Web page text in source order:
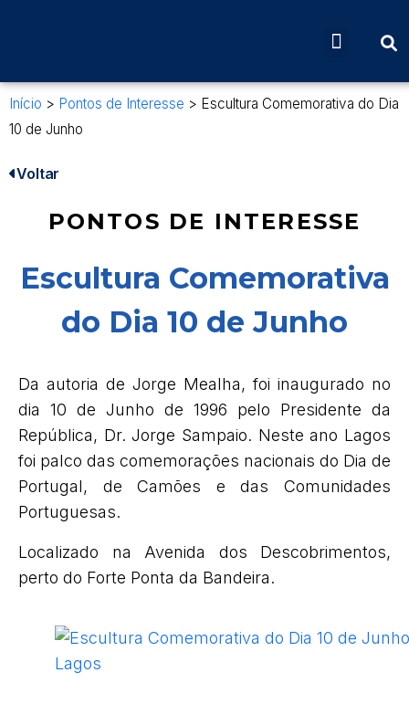
Início > Pontos de Interesse > Escultura Comemorativa do Dia
10 de Junho
Voltar
PONTOS DE INTERESSE
Escultura Comemorativa
do Dia 10 de Junho
Da autoria de Jorge Mealha, foi inaugurado no
dia 10 de Junho de 1996 pelo Presidente da
República, Dr. Jorge Sampaio. Neste ano Lagos
foi palco das comemorações nacionais do Dia de
Portugal, de Camões e das Comunidades
Portuguesas.
Localizado na Avenida dos Descobrimentos,
perto do Forte Ponta da Bandeira.